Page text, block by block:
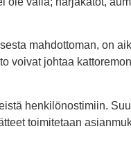
mahdottoman, on
voivat johtaa
henkilönostimiin.
toimitetaan